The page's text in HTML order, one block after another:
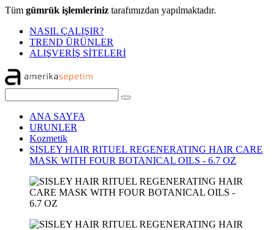
Tüm gümrük işlemleriniz tarafımızdan yapılmaktadır.
NASIL ÇALIŞIR?
TREND ÜRÜNLER
ALIŞVERİŞ SİTELERİ
ANA SAYFA
URUNLER
Kozmetik
SISLEY HAIR RITUEL REGENERATING HAIR CARE
MASK WITH FOUR BOTANICAL OILS - 6.7 OZ